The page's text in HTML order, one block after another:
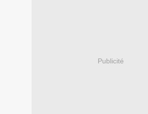
Publicité